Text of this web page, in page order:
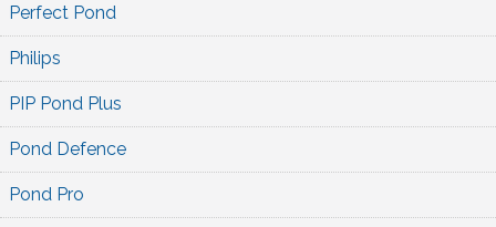
Perfect Pond
Philips
PIP Pond Plus
Pond Defence
Pond Pro